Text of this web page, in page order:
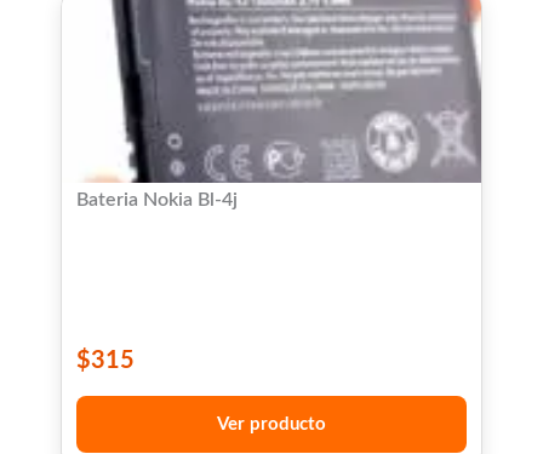
Bateria Nokia Bl-4j
$315
Ver producto